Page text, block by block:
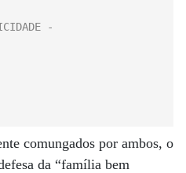
comungados por ambos, o
da “família bem